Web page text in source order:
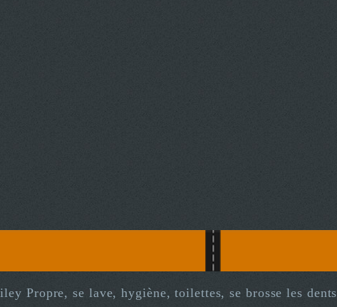
Propre, se lave, hygiène, toilettes, se brosse les dents